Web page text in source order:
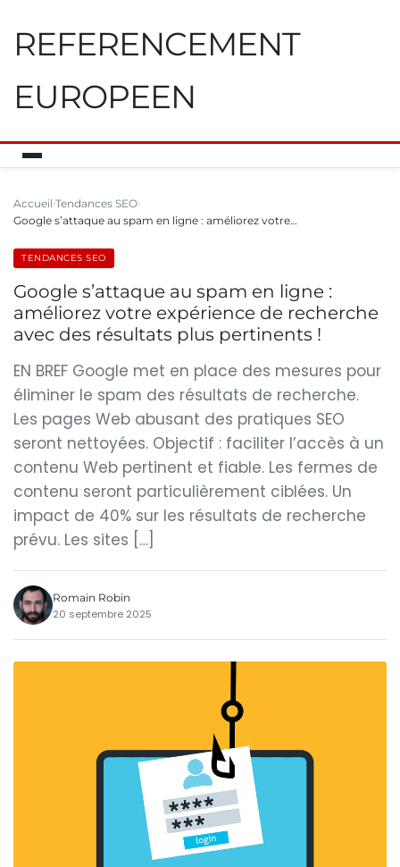
REFERENCEMENT
EUROPEEN
Accueil Tendances SEO
Google s’attaque au spam en ligne : améliorez votre…
TENDANCES SEO
Google s’attaque au spam en ligne :
améliorez votre expérience de recherche
avec des résultats plus pertinents !
EN BREF Google met en place des mesures pour
éliminer le spam des résultats de recherche.
Les pages Web abusant des pratiques SEO
seront nettoyées. Objectif : faciliter l’accès à un
contenu Web pertinent et fiable. Les fermes de
contenu seront particulièrement ciblées. Un
impact de 40% sur les résultats de recherche
prévu. Les sites […]
Romain Robin
20 septembre 2025